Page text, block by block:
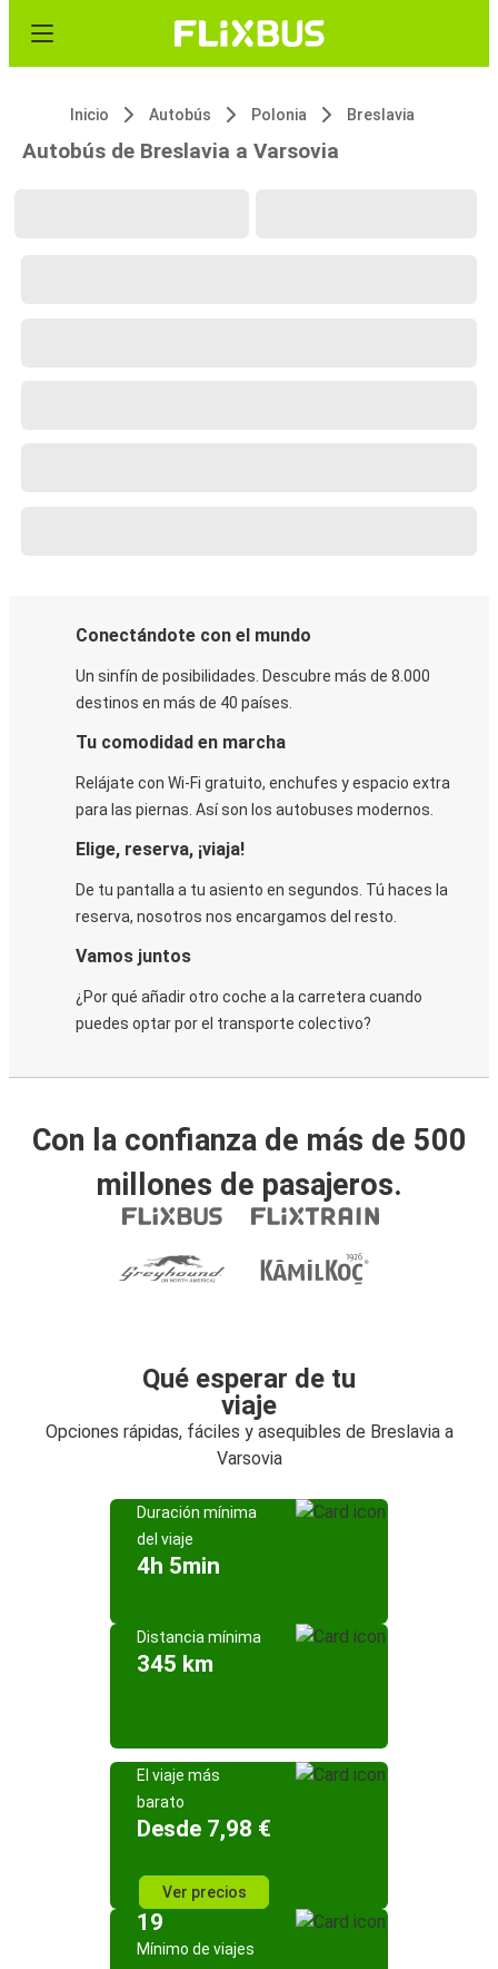
Inicio Autobús Polonia Breslavia
Autobús de Breslavia a Varsovia
Conectándote con el mundo
Un sinfín de posibilidades. Descubre más de 8.000
destinos en más de 40 países.
Tu comodidad en marcha
Relájate con Wi-Fi gratuito, enchufes y espacio extra
para las piernas. Así son los autobuses modernos.
Elige, reserva, ¡viaja!
De tu pantalla a tu asiento en segundos. Tú haces la
reserva, nosotros nos encargamos del resto.
Vamos juntos
¿Por qué añadir otro coche a la carretera cuando
puedes optar por el transporte colectivo?
Con la confianza de más de 500
millones de pasajeros.
Qué esperar de tu
viaje
Opciones rápidas, fáciles y asequibles de Breslavia a
Varsovia
Duración mínima
del viaje
4h 5min
Distancia mínima
345 km
El viaje más
barato
Desde 7,98 €
Ver precios
19
Mínimo de viajes